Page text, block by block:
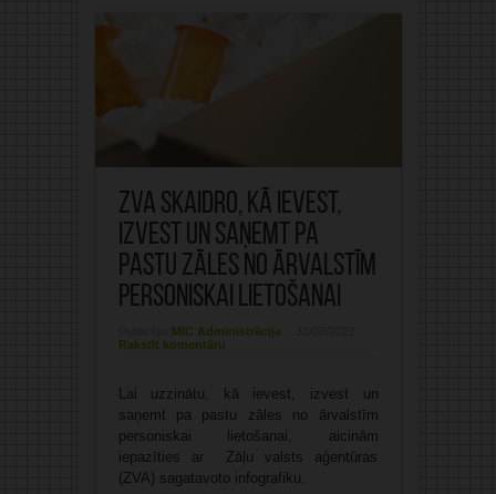
ZVA skaidro, kā ievest,
izvest un saņemt pa
pastu zāles no ārvalstīm
personiskai lietošanai
MIC Administrācija
Rakstīt komentāru
Lai uzzinātu, kā ievest, izvest un
saņemt pa pastu zāles no ārvalstīm
personiskai lietošanai, aicinām
iepazīties ar Zāļu valsts aģentūras
(ZVA) sagatavoto infografiku.